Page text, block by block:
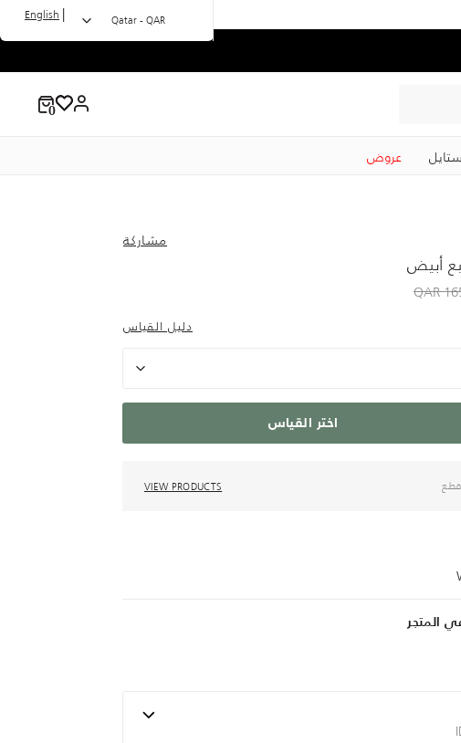
عروض
Qatar - QAR
|
English
مشاركة
أبيض
Price
to 79.00 QAR
دليل القياس
اختر القياس
VIEW PRODUCTS
المتجر